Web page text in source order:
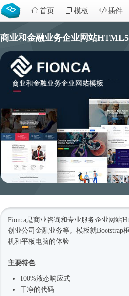
首页 模板 插件
商业和金融业务企业网站
Fionca是商业咨询和专业服务企业网站
创业公司金融业务等。模板就Bootstrap
机和平板电脑的体验
主要特色
100%液态响应式
干净的代码